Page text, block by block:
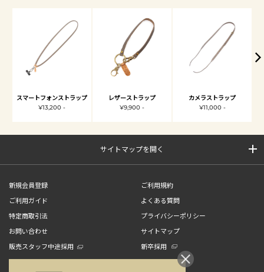
スマートフォンストラップ
¥13,200 -
レザーストラップ
¥9,900 -
カメラストラップ
¥11,000 -
サイトマップを開く
新規会員登録
ご利用規約
ご利用ガイド
よくある質問
特定商取引法
プライバシーポリシー
お問い合わせ
サイトマップ
販売スタッフ中途採用
新卒採用